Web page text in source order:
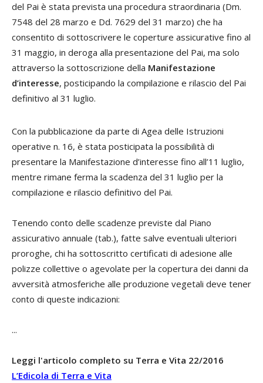
del Pai è stata prevista una procedura straordinaria (Dm.
7548 del 28 marzo e Dd. 7629 del 31 marzo) che ha
consentito di sottoscrivere le coperture assicurative fino al
31 maggio, in deroga alla presentazione del Pai, ma solo
attraverso la sottoscrizione della Manifestazione
d’interesse, posticipando la compilazione e rilascio del Pai
definitivo al 31 luglio.
Con la pubblicazione da parte di Agea delle Istruzioni
operative n. 16, è stata posticipata la possibilità di
presentare la Manifestazione d’interesse fino all’11 luglio,
mentre rimane ferma la scadenza del 31 luglio per la
compilazione e rilascio definitivo del Pai.
Tenendo conto delle scadenze previste dal Piano
assicurativo annuale (tab.), fatte salve eventuali ulteriori
proroghe, chi ha sottoscritto certificati di adesione alle
polizze collettive o agevolate per la copertura dei danni da
avversità atmosferiche alle produzione vegetali deve tener
conto di queste indicazioni:
...
Leggi l'articolo completo su Terra e Vita 22/2016
L’Edicola di Terra e Vita